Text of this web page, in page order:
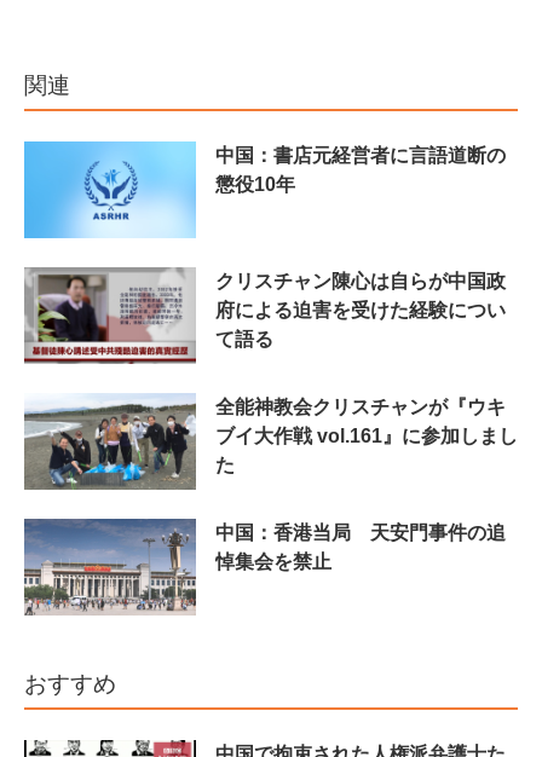
関連
中国：書店元経営者に言語道断の
懲役10年
クリスチャン陳心は自らが中国政
府による迫害を受けた経験につい
て語る
全能神教会クリスチャンが『ウキ
ブイ大作戦 vol.161』に参加しまし
た
中国：香港当局 天安門事件の追
悼集会を禁止
おすすめ